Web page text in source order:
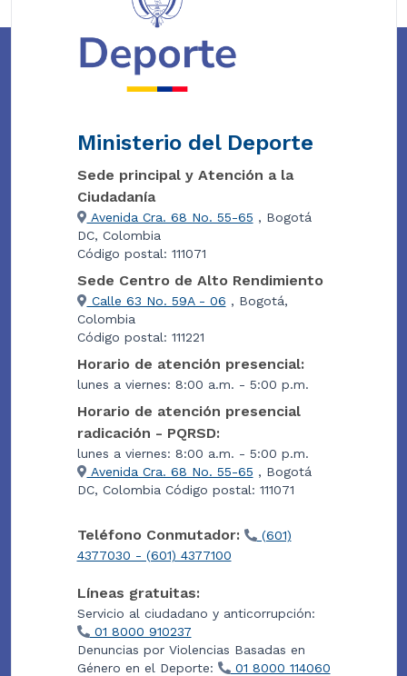
Ministerio del Deporte
Sede principal y Atención a la
Ciudadanía
Avenida Cra. 68 No. 55-65 , Bogotá
DC, Colombia
Código postal: 111071
Sede Centro de Alto Rendimiento
Calle 63 No. 59A - 06 , Bogotá,
Colombia
Código postal: 111221
Horario de atención presencial:
lunes a viernes: 8:00 a.m. - 5:00 p.m.
Horario de atención presencial
radicación - PQRSD:
lunes a viernes: 8:00 a.m. - 5:00 p.m.
Avenida Cra. 68 No. 55-65 , Bogotá
DC, Colombia Código postal: 111071
Teléfono Conmutador:
(601)
4377030 - (601) 4377100
Líneas gratuitas:
Servicio al ciudadano y anticorrupción:
01 8000 910237
Denuncias por Violencias Basadas en
Género en el Deporte:
01 8000 114060